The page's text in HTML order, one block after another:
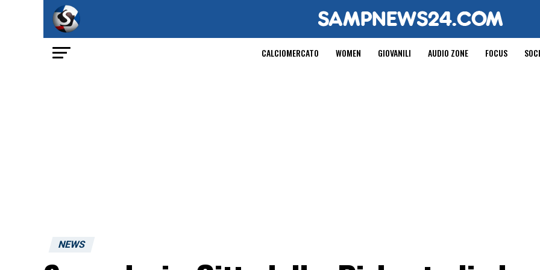
CALCIOMERCATO WOMEN GIOVANILI AUDIO ZONE FOCUS
NEWS